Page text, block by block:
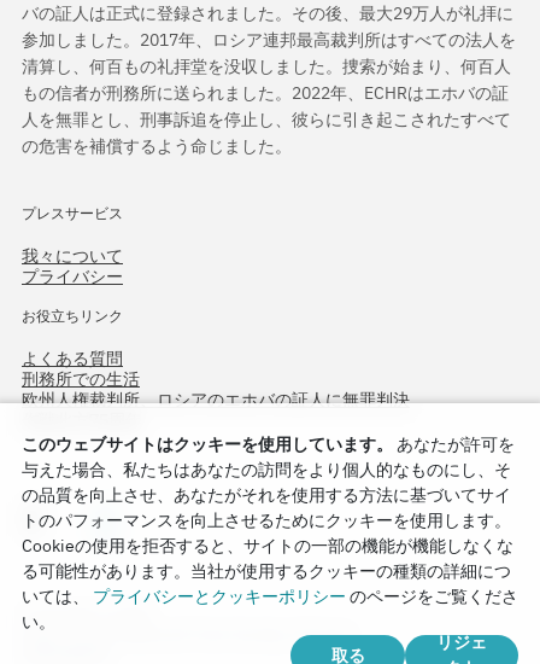
バの証人は正式に登録されました。その後、最大29万人が礼拝に
参加しました。2017年、ロシア連邦最高裁判所はすべての法人を
清算し、何百もの礼拝堂を没収しました。捜索が始まり、何百人
もの信者が刑務所に送られました。2022年、ECHRはエホバの証
人を無罪とし、刑事訴追を停止し、彼らに引き起こされたすべて
の危害を補償するよう命じました。
プレスサービス
我々について
プライバシー
お役立ちリンク
よくある質問
刑務所での生活
欧州人権裁判所、ロシアのエホバの証人に無罪判決
Copyright © 2026
Watch Tower Bible and Tract Society of Korea.
このウェブサイトはクッキーを使用しています。
あなたが許可を
与えた場合、私たちはあなたの訪問をより個人的なものにし、そ
の品質を向上させ、あなたがそれを使用する方法に基づいてサイ
トのパフォーマンスを向上させるためにクッキーを使用します。
Cookieの使用を拒否すると、サイトの一部の機能が機能しなくな
る可能性があります。当社が使用するクッキーの種類の詳細につ
いては、 プライバシーとクッキーポリシー のページをご覧くださ
い。
取る
リジェ